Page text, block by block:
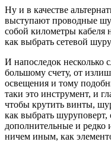
Ну и в качестве
выступают проводные
собой километры кабеля
как выбрать сетевой
И напоследок несколько
большому счету, от
освещения и тому
таки это инструмент, и
чтобы крутить винты,
как выбрать шуруповерт,
дополнительные и редко
ничем иным, как